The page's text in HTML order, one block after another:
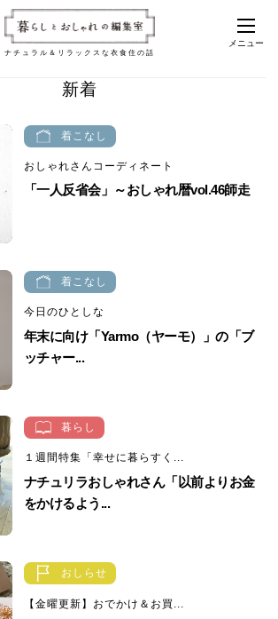
ナチュラル＆リラックスな衣食住の話
メニュー
新着
着こなし
おしゃれさんコーディネート
「一人反省会」～おしゃれ暦vol.46師走
着こなし
今日のひとしな
年末に向け「Yarmo（ヤーモ）」の「ブ
ッチャー...
暮らし
１週間特集「幸せに暮らすく...
ナチュリラおしゃれさん「以前よりお金
をかけるよう...
おしらせ
【金曜更新】おでかけ＆お買...